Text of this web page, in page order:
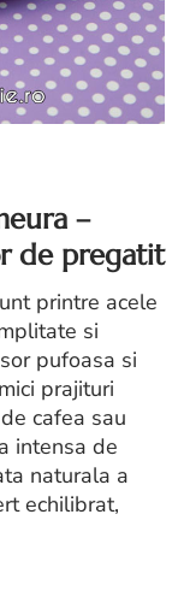
–
de pregatit
printre acele
si
pufoasa si
prajituri
cafea sau
intensa de
naturala a
echilibrat,